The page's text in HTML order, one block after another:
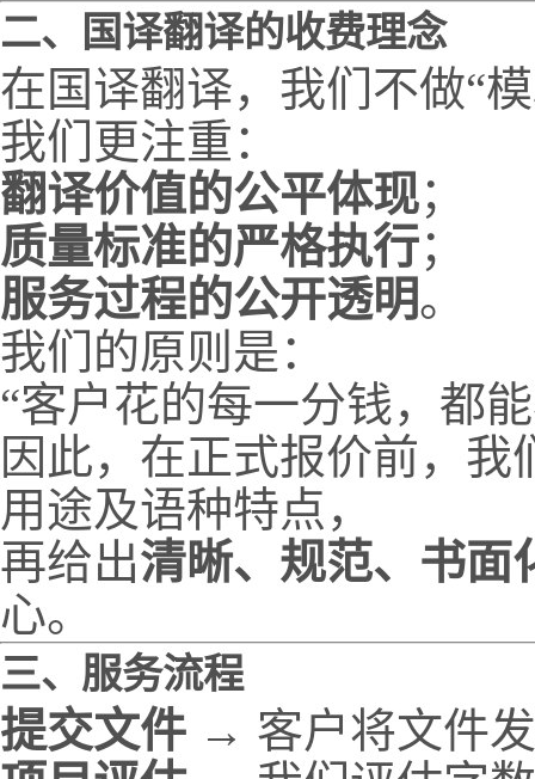
二、国译翻译的收费理念
在国译翻译，我们不做“
我们更注重：
翻译价值的公平体现；
质量标准的严格执行；
服务过程的公开透明。
我们的原则是：
“客户花的每一分钱，都
因此，在正式报价前，
用途及语种特点，
再给出清晰、规范、书面
心。
三、服务流程
提交文件 → 客户将文件